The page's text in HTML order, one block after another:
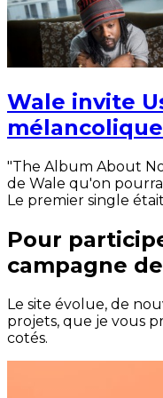
Wale invite
"The Album About
de Wale qu'on
Le premier single
Pour
campagne
Le site évolue, de
projets, que je vous
cotés.